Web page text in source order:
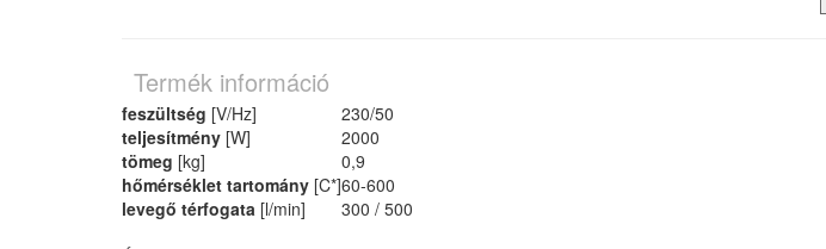
Termék információ
feszültség [V/Hz]
230/50
teljesítmény [W]
2000
tömeg [kg]
0,9
hőmérséklet tartomány [C*]60-600
levegő térfogata [l/min]
300 / 500